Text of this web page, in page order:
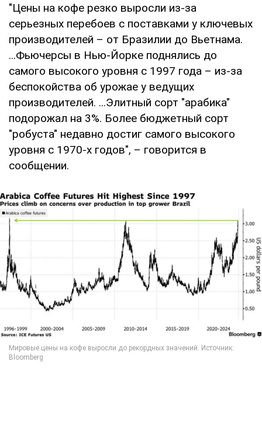
"Цены на кофе резко выросли из-за
серьезных перебоев с поставками у ключевых
производителей – от Бразилии до Вьетнама.
...Фьючерсы в Нью-Йорке поднялись до
самого высокого уровня с 1997 года – из-за
беспокойства об урожае у ведущих
производителей. ...Элитный сорт "арабика"
подорожал на 3%. Более бюджетный сорт
"робуста" недавно достиг самого высокого
уровня с 1970-х годов", – говорится в
сообщении.